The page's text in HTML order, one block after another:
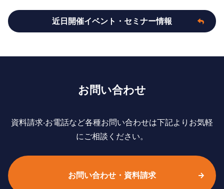
近日開催イベント・セミナー情報
お問い合わせ
資料請求‧お電話など各種お問い合わせは下記よりお気軽
にご相談ください。
お問い合わせ・資料請求